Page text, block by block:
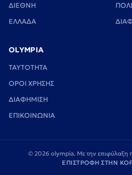
ΔΙΕΘΝΗ
ΕΛΛΑΔΑ
OLYMPIA
TAYTOTHTA
ΟΡΟΙ ΧΡΗΣΗΣ
ΔΙΑΦΗΜΙΣΗ
ΕΠΙΚΟΙΝΩΝΙΑ
© 2026 olympia. Με την επιφύλαξη
ΕΠΙΣΤΡΟΦΗ ΣΤΗΝ